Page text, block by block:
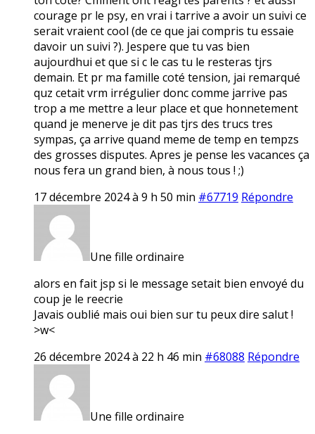
courage pr le psy, en vrai i tarrive a avoir un suivi ce
serait vraient cool (de ce que jai compris tu essaie
davoir un suivi ?). Jespere que tu vas bien
aujourdhui et que si c le cas tu le resteras tjrs
demain. Et pr ma famille coté tension, jai remarqué
quz cetait vrm irrégulier donc comme jarrive pas
trop a me mettre a leur place et que honnetement
quand je menerve je dit pas tjrs des trucs tres
sympas, ça arrive quand meme de temp en tempzs
des grosses disputes. Apres je pense les vacances ça
nous fera un grand bien, à nous tous ! ;)
17 décembre 2024 à 9 h 50 min #67719 Répondre
Une fille ordinaire
alors en fait jsp si le message setait bien envoyé du
coup je le reecrie
Javais oublié mais oui bien sur tu peux dire salut !
>w<
26 décembre 2024 à 22 h 46 min #68088 Répondre
Une fille ordinaire